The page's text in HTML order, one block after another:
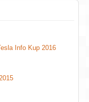
Info Kup 2016